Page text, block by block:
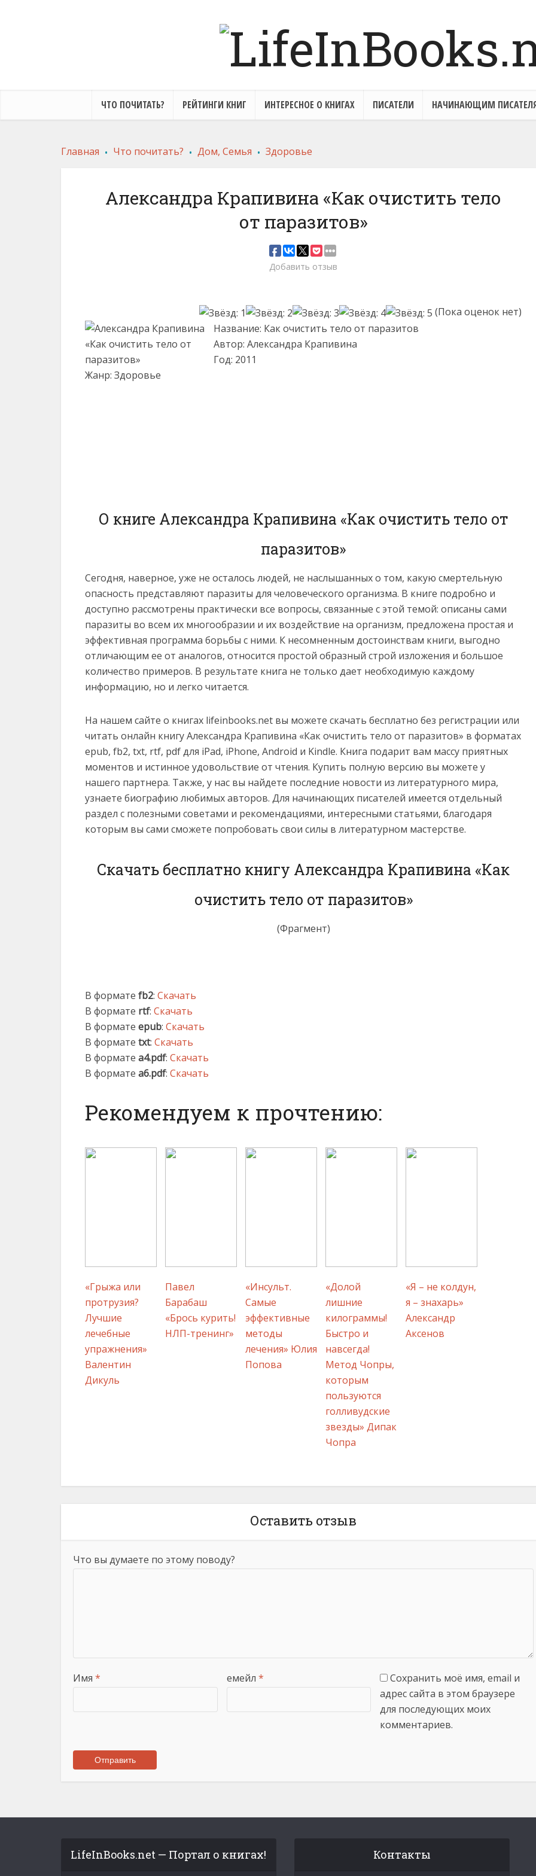
ЧТО ПОЧИТАТЬ? РЕЙТИНГИ КНИГ ИНТЕРЕСНОЕ О КНИГАХ ПИСАТЕЛИ НАЧИНАЮЩИМ
Главная . Что почитать? . Дом, Семья . Здоровье
Александра Крапивина «Как очистить тело
от паразитов»
Добавить отзыв
(Пока оценок нет)
Название: Как очистить тело от паразитов
Автор: Александра Крапивина
Год: 2011
Жанр: Здоровье
О книге Александра Крапивина «Как очистить тело от
паразитов»
Сегодня, наверное, уже не осталось людей, не наслышанных о том, какую смертельную
опасность представляют паразиты для человеческого организма. В книге подробно и
доступно рассмотрены практически все вопросы, связанные с этой темой: описаны сами
паразиты во всем их многообразии и их воздействие на организм, предложена простая и
эффективная программа борьбы с ними. К несомненным достоинствам книги, выгодно
отличающим ее от аналогов, относится простой образный строй изложения и большое
количество примеров. В результате книга не только дает необходимую каждому
информацию, но и легко читается.
На нашем сайте о книгах lifeinbooks.net вы можете скачать бесплатно без регистрации или
читать онлайн книгу Александра Крапивина «Как очистить тело от паразитов» в форматах
epub, fb2, txt, rtf, pdf для iPad, iPhone, Android и Kindle. Книга подарит вам массу приятных
моментов и истинное удовольствие от чтения. Купить полную версию вы можете у
нашего партнера. Также, у нас вы найдете последние новости из литературного мира,
узнаете биографию любимых авторов. Для начинающих писателей имеется отдельный
раздел с полезными советами и рекомендациями, интересными статьями, благодаря
которым вы сами сможете попробовать свои силы в литературном мастерстве.
Скачать бесплатно книгу Александра Крапивина «Как
очистить тело от паразитов»
(Фрагмент)
В формате fb2: Скачать
В формате rtf: Скачать
В формате epub: Скачать
В формате txt: Скачать
В формате a4.pdf: Скачать
В формате a6.pdf: Скачать
Рекомендуем к прочтению:
«Грыжа или
протрузия?
Лучшие
лечебные
упражнения»
Валентин
Дикуль
Павел
Барабаш
«Брось курить!
НЛП-тренинг»
«Инсульт.
Самые
эффективные
методы
лечения» Юлия
Попова
«Долой
лишние
килограммы!
Быстро и
навсегда!
Метод Чопры,
которым
пользуются
голливудские
звезды» Дипак
Чопра
«Я – не колдун,
я – знахарь»
Александр
Аксенов
Оставить отзыв
Что вы думаете по этому поводу?
Имя * емейл *
Сохранить моё имя, email и
адрес сайта в этом браузере
для последующих моих
комментариев.
LifeInBooks.net — Портал о книгах! Контакты